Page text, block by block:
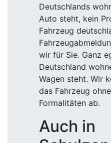
Deutschlands
Auto steht, kein
Fahrzeug
wir für Sie. Ganz
Deutschland
Wagen steht. Wir
das Fahrzeug
Formalitäten ab.
Auch in